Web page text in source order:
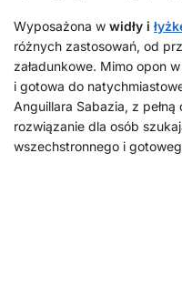
Wyposażona w widły i
różnych zastosowań, od
załadunkowe. Mimo opon
i gotowa do
Anguillara Sabazia, z
rozwiązanie dla osób
wszechstronnego i